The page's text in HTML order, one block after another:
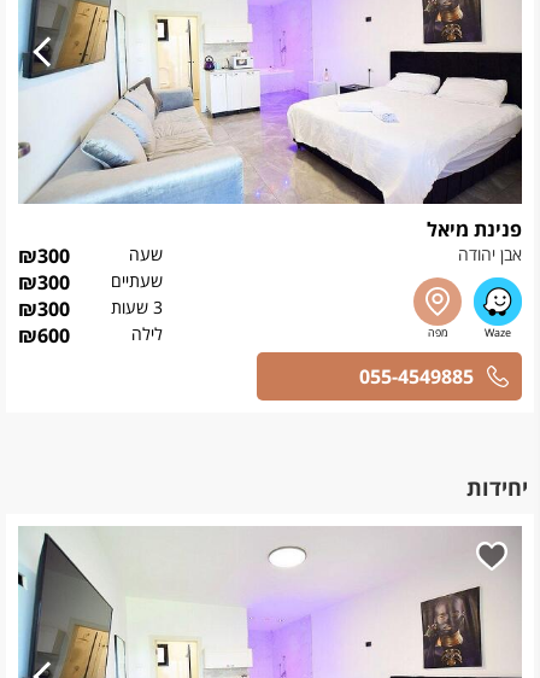
פנינת מיאל
אבן יהודה שעה ₪300
שעתיים ₪300
3 שעות ₪300
לילה ₪600
055-4549885
יחידות